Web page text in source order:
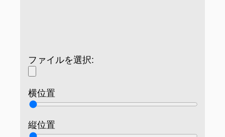
ファイルを選択:
横位置
縦位置